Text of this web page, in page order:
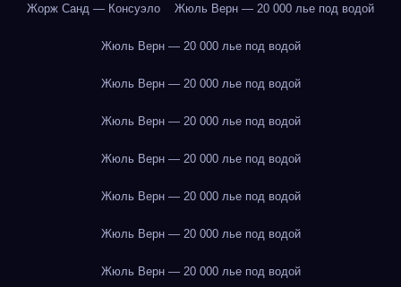
Жорж Санд — Консуэло Жюль Верн — 20 000 лье под водой
Жюль Верн — 20 000 лье под водой
Жюль Верн — 20 000 лье под водой
Жюль Верн — 20 000 лье под водой
Жюль Верн — 20 000 лье под водой
Жюль Верн — 20 000 лье под водой
Жюль Верн — 20 000 лье под водой
Жюль Верн — 20 000 лье под водой